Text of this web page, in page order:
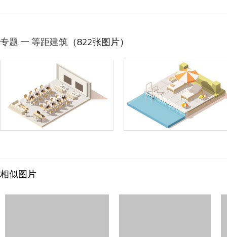
专题 一 等距建筑 （822张图片）
相似图片